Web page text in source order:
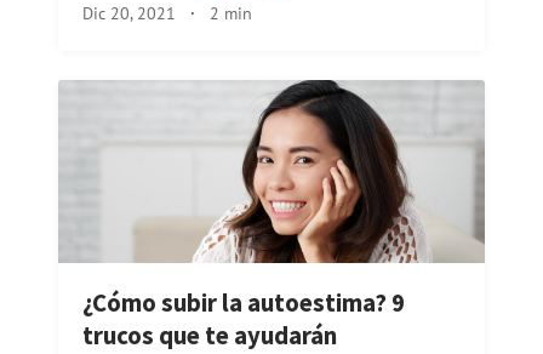
Dic 20, 2021 · 2 min
¿Cómo subir la autoestima? 9
trucos que te ayudarán